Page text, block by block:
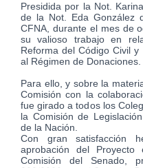
Presidida por la Not.
de la Not. Eda González
CFNA, durante el mes de
su valioso trabajo en
Reforma del Código Civil
al Régimen de Donaciones.
Para ello, y sobre la
Comisión con la
fue girado a todos los
la Comisión de
de la Nación.
Con gran satisfacción
aprobación del
Comisión del Senado,